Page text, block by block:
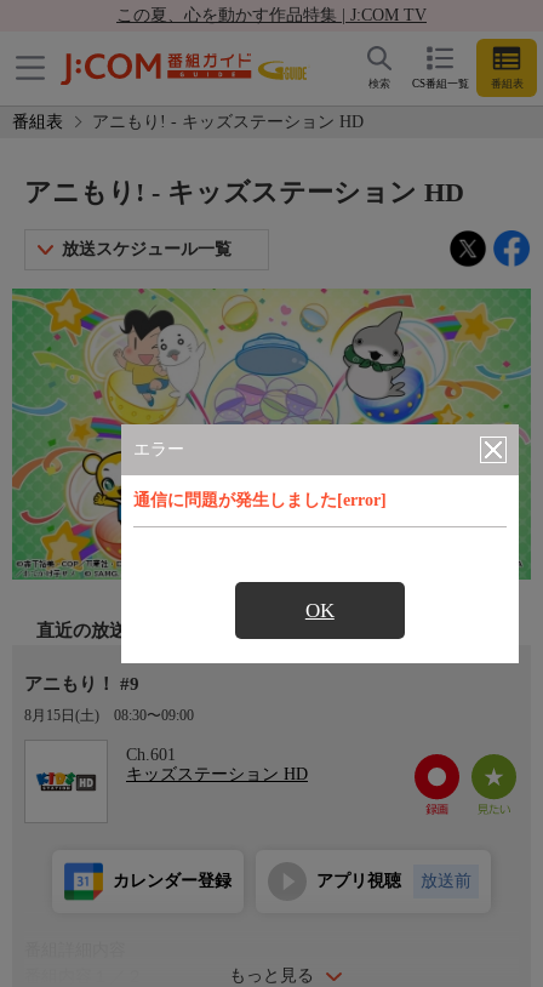
この夏、心を動かす作品特集 | J:COM TV
CS番組一覧 番組表
検索
番組表 アニもり! - キッズステーション HD
エラー
通信に問題が発生しました[error]
OK
アニもり! - キッズステーション HD
放送スケジュール一覧
直近の放送
アニもり！ #9
8月15日(土) 08:30〜09:00
Ch.601
キッズステーション HD
もっと見る
カレンダー登録 アプリ視聴 放送前